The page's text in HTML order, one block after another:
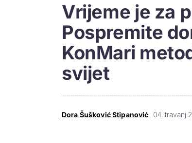
Vrijeme je za
Pospremite
KonMari
svijet
Dora Šušković Stipanović 04. travanj